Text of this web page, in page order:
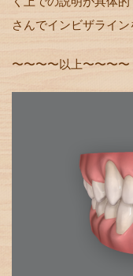
さんでインビザライン
〜〜〜〜以上〜〜〜〜